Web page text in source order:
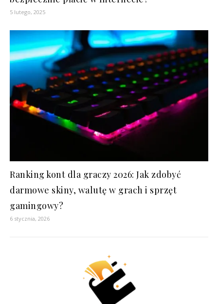
5 lutego, 2025
Ranking kont dla graczy 2026: Jak zdobyć
darmowe skiny, walutę w grach i sprzęt
gamingowy?
6 stycznia, 2026